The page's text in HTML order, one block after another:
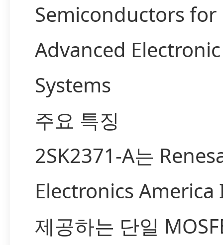
Semiconductors for
Advanced Electronic
Systems
주요 특징
2SK2371-A는
Electronics America
제공하는 단일